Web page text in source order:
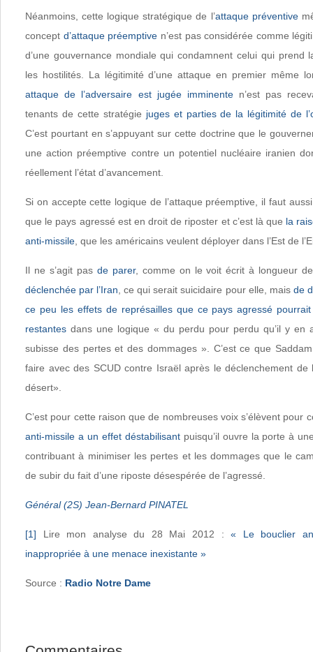
Néanmoins, cette logique stratégique de l’attaque préventive
concept d’attaque préemptive n’est pas considérée comme
d’une gouvernance mondiale qui condamnent celui qui prend
les hostilités. La légitimité d’une attaque en premier même
attaque de l’adversaire est jugée imminenten’est pas
tenants de cette stratégie juges et parties de la légitimité de
C’est pourtant en s’appuyant sur cette doctrine que le
une action préemptive contre un potentiel nucléaire iranien
réellement l’état d’avancement.
Si on accepte cette logique de l’attaque préemptive, il faut
que le pays agressé est en droit de riposter et c’est là que la
anti-missile , que les américains veulent déployer dans l’Est de
Il ne s’agit pas de parer, comme on le voit écrit à longueur
déclenchée par l’Iran , ce qui serait suicidaire pour elle, mais de
ce peu les effets de représailles que ce pays agressé
restantes dans une logique « du perdu pour perdu qu’il y en
subisse des pertes et des dommages ». C’est ce que
faire avec des SCUD contre Israël après le déclenchement de
désert».
C’est pour cette raison que de nombreuses voix s’élèvent pour
anti-missile a un effet déstabilisantpuisqu’il ouvre la porte à
contribuant à minimiser les pertes et les dommages que le
de subir du fait d’une riposte désespérée de l’agressé.
Général (2S) Jean-Bernard PINATEL
[1] Lire mon analyse du 28 Mai 2012 :« Le bouclier
inappropriée à une menace inexistante »
Source : Radio Notre Dame